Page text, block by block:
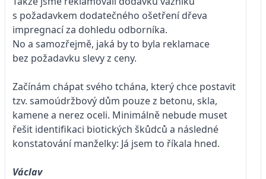
s požadavkem dodatečného ošetření dřeva
impregnací za dohledu odborníka.
No a samozřejmě, jaká by to byla reklamace
bez požadavku slevy z ceny.
Začínám chápat svého tchána, který chce postavit
tzv. samoúdržbový dům pouze z betonu, skla,
kamene a nerez oceli. Minimálně nebude muset
řešit identifikaci biotických škůdců a následné
konstatování manželky: Já jsem to říkala hned.
Václav